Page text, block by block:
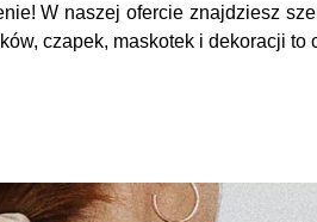
W naszej ofercie znajdziesz
czapek, maskotek i dekoracji to